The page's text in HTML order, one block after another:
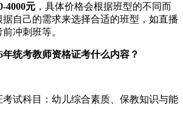
4000元 ，具体价格会根据班型的不同而
自己的需求来选择合适的班型，如直播
冲刺班等。
年统考教师资格证考什么内容？
试科目：幼儿综合素质、保教知识与能